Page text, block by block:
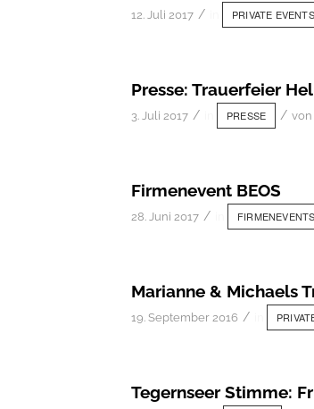
12. Juli 2017 / PRIVATE EVENTS
Presse: Trauerfeier
3. Juli 2017 / PRESSE / von
Firmenevent BEOS
28. Juni 2017 / FIRMENEVENTS
Marianne & Michaels
19. September 2016 /
Tegernseer Stimme: